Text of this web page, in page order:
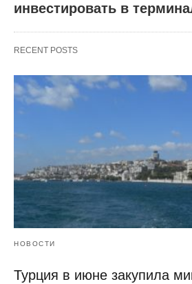
инвестировать в
RECENT POSTS
НОВОСТИ
Турция в июне закупила